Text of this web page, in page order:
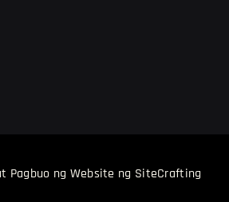
Pagbuo ng Website ng SiteCrafting